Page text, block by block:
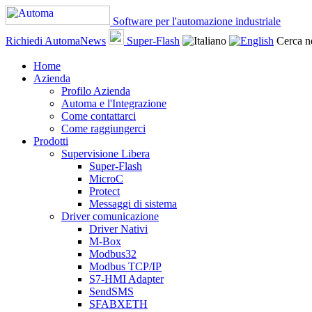
Software per l'automazione industriale
Richiedi AutomaNews
Super-Flash Cerca
Home
Azienda
Profilo Azienda
Automa e l'Integrazione
Come contattarci
Come raggiungerci
Prodotti
Supervisione Libera
Super-Flash
MicroC
Protect
Messaggi di sistema
Driver comunicazione
Driver Nativi
M-Box
Modbus32
Modbus TCP/IP
S7-HMI Adapter
SendSMS
SFABXETH